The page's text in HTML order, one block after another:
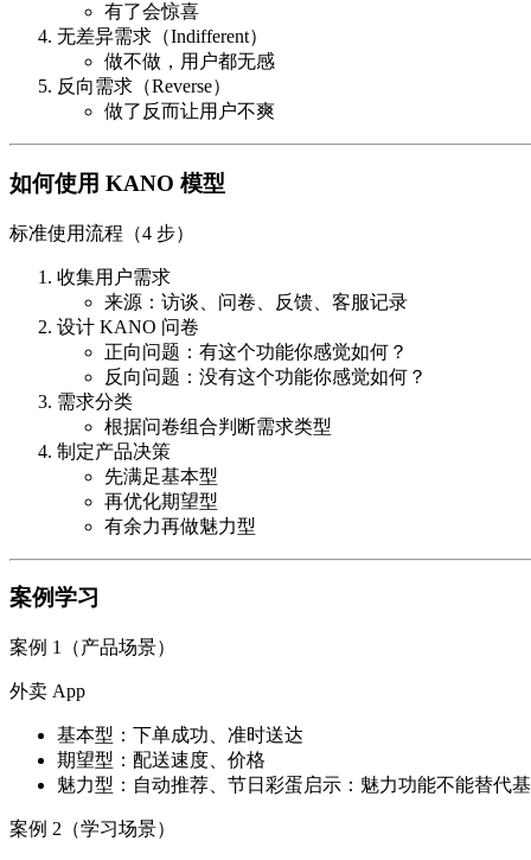
有了会惊喜
无差异需求（Indifferent）
做不做，用户都无感
反向需求（Reverse）
做了反而让用户不爽
如何使用 KANO 模型
标准使用流程（4 步）
收集用户需求
来源：访谈、问卷、反馈、客服记录
设计 KANO 问卷
正向问题：有这个功能你感觉如何？
反向问题：没有这个功能你感觉如何？
需求分类
根据问卷组合判断需求类型
制定产品决策
先满足基本型
再优化期望型
有余力再做魅力型
案例学习
案例 1（产品场景）
外卖 App
基本型：下单成功、准时送达
期望型：配送速度、价格
魅力型：自动推荐、节日彩蛋 启示：魅力功能不能替代
案例 2（学习场景）